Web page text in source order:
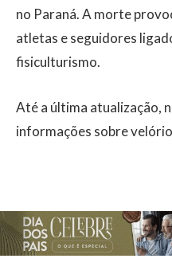
no Paraná. A morte
atletas e seguidores
fisiculturismo.
Até a última atualização,
informações sobre